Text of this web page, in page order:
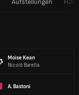
Aufstellungen H2H
Moise Kean
Nicolò Barella
A. Bastoni